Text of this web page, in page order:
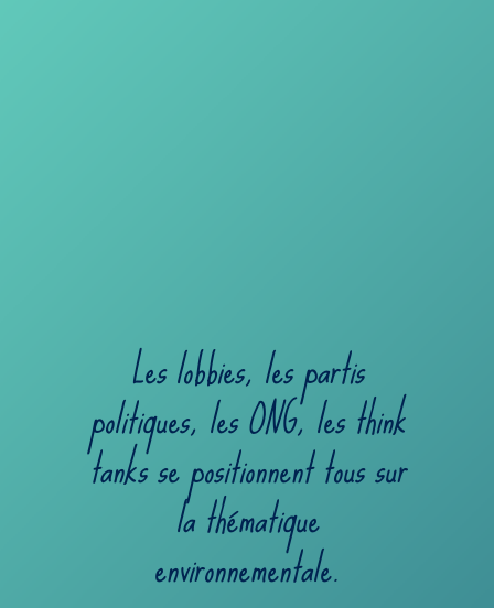
Les lobbies, les partis
politiques, les ONG, les think
tanks se positionnent tous sur
la thématique
environnementale.